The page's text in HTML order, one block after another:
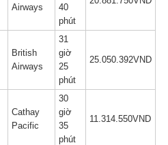
Airways
40
phút
British
Airways
31
giờ
25
phút
25.050.392VND
Cathay
Pacific
30
giờ
35
phút
11.314.550VND